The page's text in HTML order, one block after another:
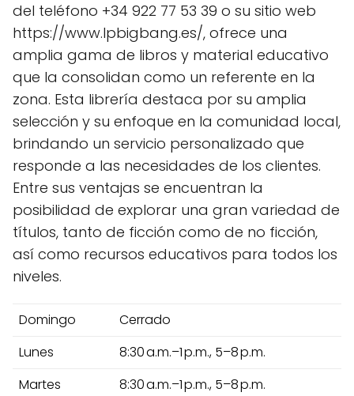
del teléfono +34 922 77 53 39 o su sitio web
https://www.lpbigbang.es/, ofrece una
amplia gama de libros y material educativo
que la consolidan como un referente en la
zona. Esta librería destaca por su amplia
selección y su enfoque en la comunidad local,
brindando un servicio personalizado que
responde a las necesidades de los clientes.
Entre sus ventajas se encuentran la
posibilidad de explorar una gran variedad de
títulos, tanto de ficción como de no ficción,
así como recursos educativos para todos los
niveles.
Domingo
Cerrado
Lunes
8:30 a.m.–1 p.m., 5–8 p.m.
Martes
8:30 a.m.–1 p.m., 5–8 p.m.